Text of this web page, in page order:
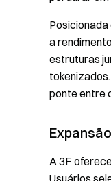
a
estruturas
ponte entre
A 3F